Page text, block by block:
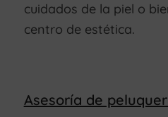
cuidados de la piel o
centro de estética.
Asesoría de